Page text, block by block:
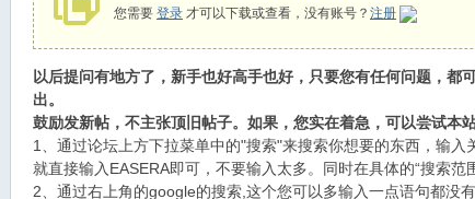
您需要 登录 才可以下载或查看，没有账号？ 注册
以后提问有地方了，新手也好高手也好，只要您有任何问题，
出。
鼓励发新帖，不主张顶旧帖子。如果，您实在着急，可以尝试本
1、通过论坛上方下拉菜单中的"搜索"来搜索你想要的东西，输
就直接输入EASERA即可，不要输入太多。同时在具体的“搜索
2、通过右上角的google的搜索,这个您可以多输入一点语句都没